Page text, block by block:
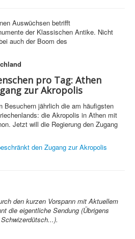
Auswüchsen betrifft
der Klassischen Antike. Nicht
auch der Boom des
pro Tag: Athen
zur Akropolis
Besuchern jährlich die am häufigsten
die Akropolis in Athen mit
Jetzt will die Regierung den Zugang
den Zugang zur Akropolis
den kurzen Vorspann mit Aktuellem
die eigentliche Sendung (Übrigens